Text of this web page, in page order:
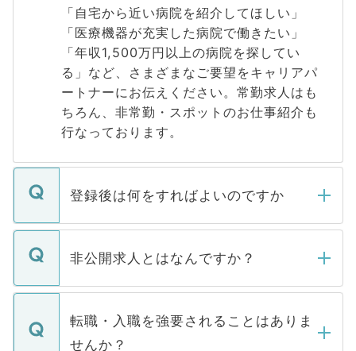
「自宅から近い病院を紹介してほしい」
「医療機器が充実した病院で働きたい」
「年収1,500万円以上の病院を探してい
る」など、さまざまなご要望をキャリアパ
ートナーにお伝えください。常勤求人はも
ちろん、非常勤・スポットのお仕事紹介も
行なっております。
登録後は何をすればよいのですか
ご登録いただきましたら、弊社担当者がご
登録内容を確認し、その後メールもしくは
ます。通常、5営業日以内にはご連絡をせて
いただきますので、しばらくお待ちくださ
非公開求人とはなんですか？
マイナビDOCTORで取り扱っている求人の
うち約3割は、Webサイトからご覧いただ
けない「非公開求人」です。非公開求人は
転職・入職を強要されることはありま
せんか？